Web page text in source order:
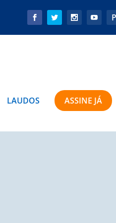
LAUDOS ASSINE JÁ